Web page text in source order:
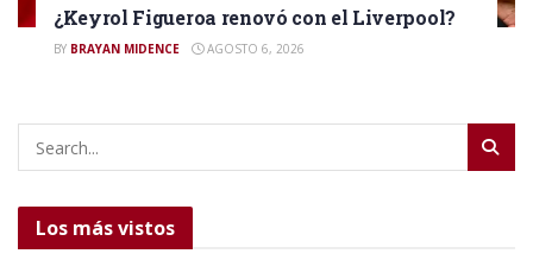
¿Keyrol Figueroa renovó con el Liverpool?
BY BRAYAN MIDENCE AGOSTO 6, 2026
Los más vistos